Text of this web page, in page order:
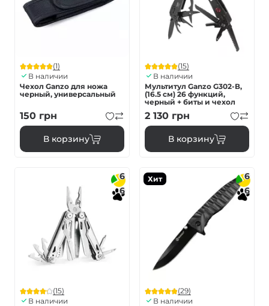
(1)
В наличии
Чехол Ganzo для ножа
черный, универсальный
150 грн
В корзину
(15)
В наличии
Мультитул Ganzo G302-В,
(16.5 см) 26 функций,
черный + биты и чехол
2 130 грн
В корзину
6
6
(15)
В наличии
Хит
6
6
(29)
В наличии